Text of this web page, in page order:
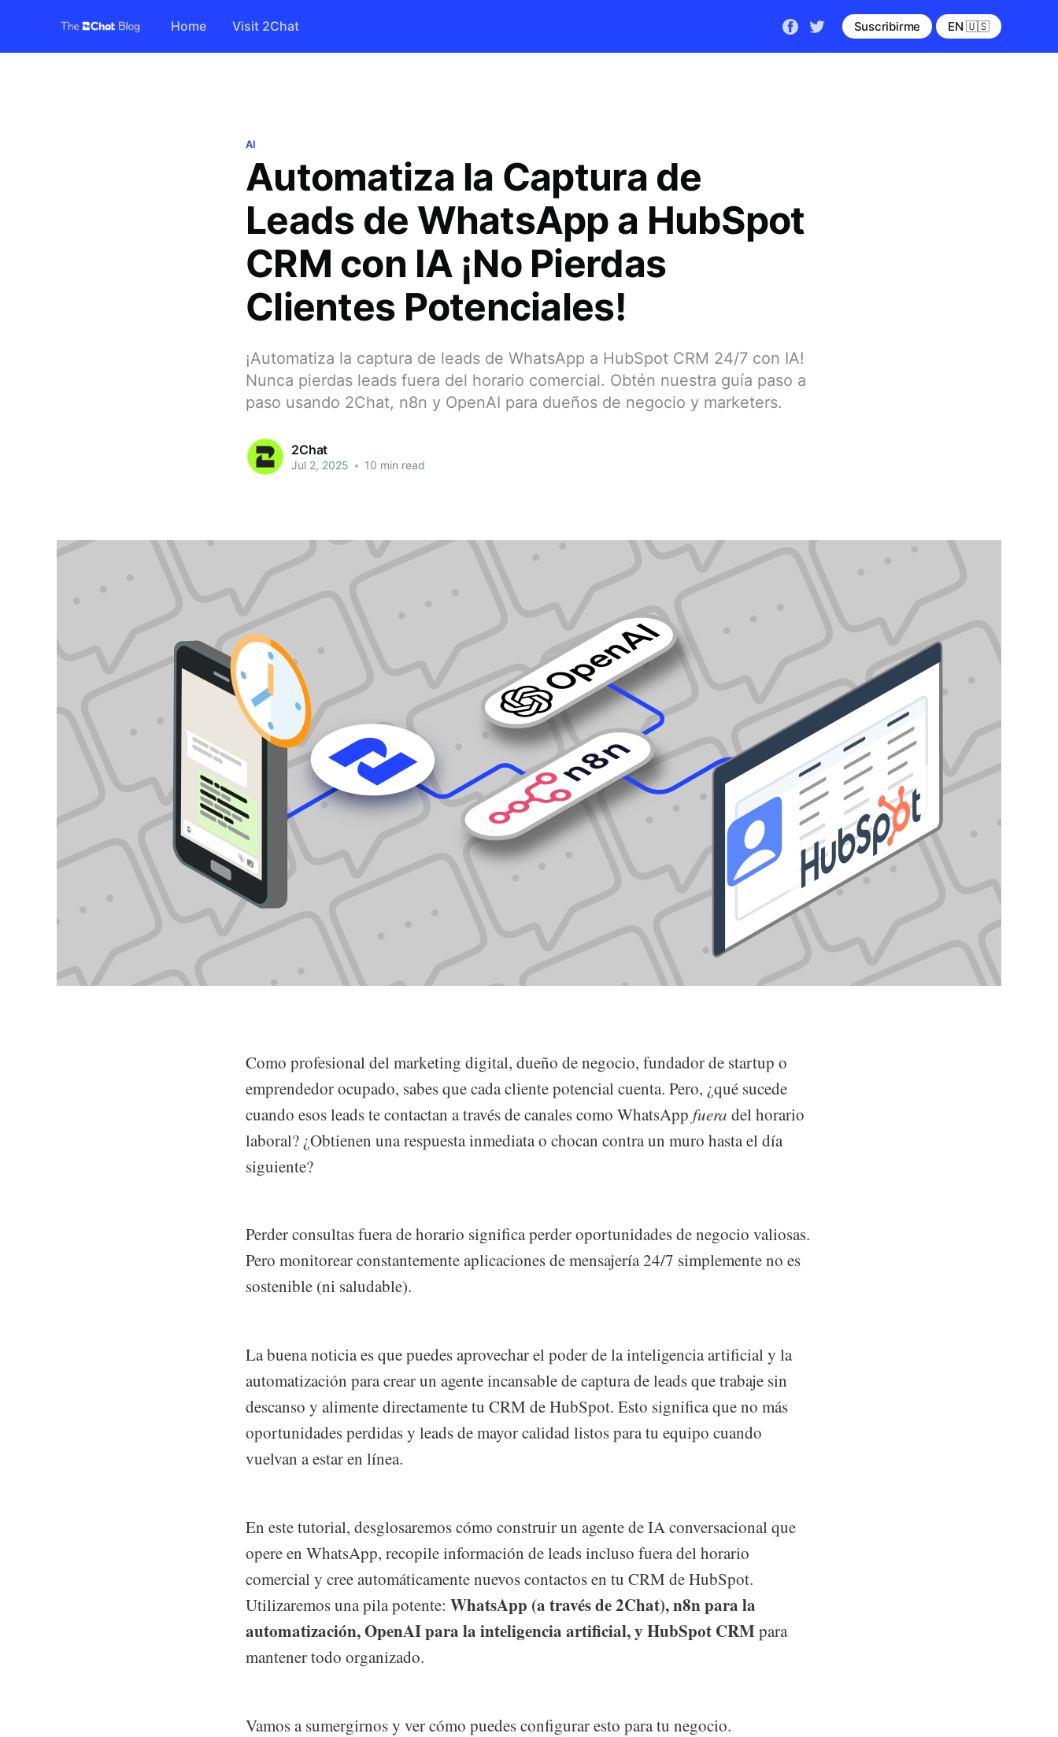
Home Visit 2Chat Suscribirme EN 🇺🇸
AI
Automatiza la Captura de
Leads de WhatsApp a HubSpot
CRM con IA ¡No Pierdas
Clientes Potenciales!
¡Automatiza la captura de leads de WhatsApp a HubSpot CRM 24/7 con IA!
Nunca pierdas leads fuera del horario comercial. Obtén nuestra guía paso a
paso usando 2Chat, n8n y OpenAI para dueños de negocio y marketers.
2Chat
Jul 2, 2025 • 10 min read
Como profesional del marketing digital, dueño de negocio, fundador de startup o
emprendedor ocupado, sabes que cada cliente potencial cuenta. Pero, ¿qué sucede
cuando esos leads te contactan a través de canales como WhatsApp fuera del horario
laboral? ¿Obtienen una respuesta inmediata o chocan contra un muro hasta el día
siguiente?
Perder consultas fuera de horario significa perder oportunidades de negocio valiosas.
Pero monitorear constantemente aplicaciones de mensajería 24/7 simplemente no es
sostenible (ni saludable).
La buena noticia es que puedes aprovechar el poder de la inteligencia artificial y la
automatización para crear un agente incansable de captura de leads que trabaje sin
descanso y alimente directamente tu CRM de HubSpot. Esto significa que no más
oportunidades perdidas y leads de mayor calidad listos para tu equipo cuando
vuelvan a estar en línea.
En este tutorial, desglosaremos cómo construir un agente de IA conversacional que
opere en WhatsApp, recopile información de leads incluso fuera del horario
comercial y cree automáticamente nuevos contactos en tu CRM de HubSpot.
Utilizaremos una pila potente: WhatsApp (a través de 2Chat), n8n para la
automatización, OpenAI para la inteligencia artificial, y HubSpot CRMpara
mantener todo organizado.
Vamos a sumergirnos y ver cómo puedes configurar esto para tu negocio.